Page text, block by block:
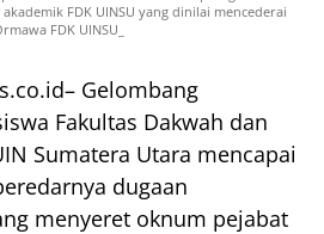
FDK UINSU yang dinilai mencederai
FDK UINSU_
Gelombang
Fakultas Dakwah dan
Sumatera Utara mencapai
dugaan
menyeret oknum pejabat